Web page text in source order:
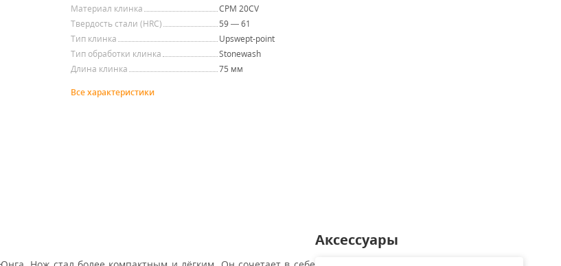
Материал клинка
CPM 20CV
Твердость стали (HRC)
59 — 61
Тип клинка
Upswept-point
Тип обработки клинка
Stonewash
Длина клинка
75 мм
Все характеристики
Аксессуары